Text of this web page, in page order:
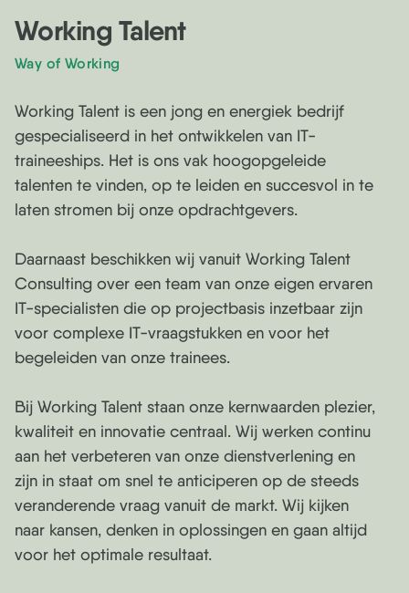
Working Talent
Way of Working
Working Talent is een jong en energiek bedrijf
gespecialiseerd in het ontwikkelen van IT-
traineeships. Het is ons vak hoogopgeleide
talenten te vinden, op te leiden en succesvol in te
laten stromen bij onze opdrachtgevers.
Daarnaast beschikken wij vanuit Working Talent
Consulting over een team van onze eigen ervaren
IT-specialisten die op projectbasis inzetbaar zijn
voor complexe IT-vraagstukken en voor het
begeleiden van onze trainees.
Bij Working Talent staan onze kernwaarden plezier,
kwaliteit en innovatie centraal. Wij werken continu
aan het verbeteren van onze dienstverlening en
zijn in staat om snel te anticiperen op de steeds
veranderende vraag vanuit de markt. Wij kijken
naar kansen, denken in oplossingen en gaan altijd
voor het optimale resultaat.